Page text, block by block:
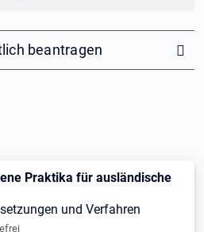
beantragen
Praktika für ausländische
und Verfahren